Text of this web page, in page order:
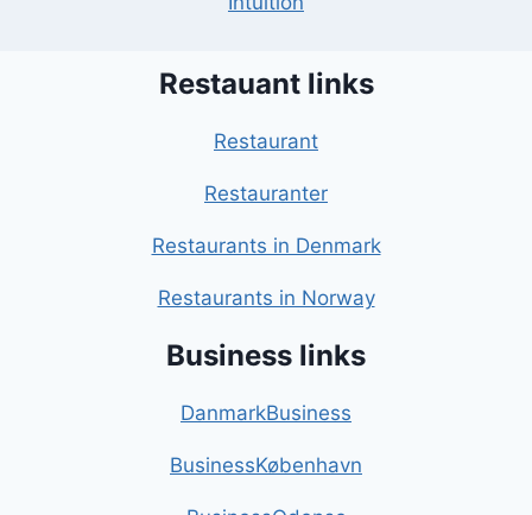
Restauant links
Restaurant
Restauranter
Restaurants in Denmark
Restaurants in Norway
Business links
DanmarkBusiness
BusinessKøbenhavn